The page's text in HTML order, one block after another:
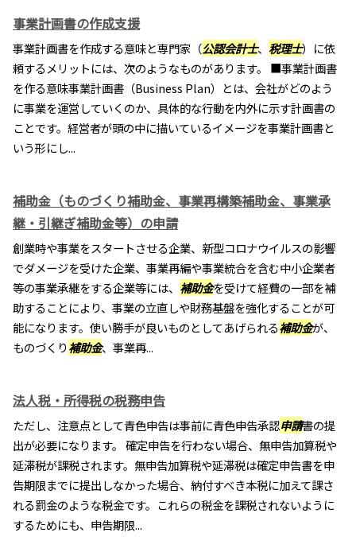
事業計画書の作成支援
事業計画書を作成する意味と専門家（公認会計士、 税理士）に依
頼するメリットには、次のようなものがあります。 ■事業計画書
を作る意味事業計画書（Business Plan）とは、会社がどのよう
に事業を運営していくのか、具体的な行動を内外に示す計画書の
ことです。経営者が頭の中に描いているイメージを事業計画書と
いう形にし...
補助金（ものづくり補助金、事業再構築補助金、事業承
継・引継ぎ補助金等）の申請
創業時や事業をスタートさせる企業、新型コロナウイルスの影響
でダメージを受けた企業、事業再編や事業統合を含む中小企業者
等の事業承継をする企業等には、 補助金を受けて経費の一部を補
助することにより、事業の立直しや財務基盤を強化することが可
能になります。使い勝手が良いものとしてあげられる補助金が、
ものづくり補助金、事業再...
法人税・所得税の税務申告
ただし、注意点として青色申告は事前に青色申告承認申請書の提
出が必要になります。 確定申告を行わない場合、無申告加算税や
延滞税が課税されます。無申告加算税や延滞税は確定申告書を申
告期限までに提出しなかった場合、納付すべき本税に加えて課さ
れる罰金のような税金です。これらの税金を課税されないように
するためにも、申告期限...